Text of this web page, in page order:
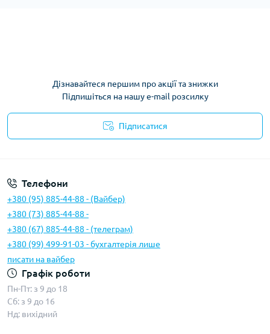
Дізнавайтеся першим про акції та знижки
Підпишіться на нашу e-mail розсилку
Підписатися
Телефони
+380 (95) 885-44-88 - (Вайбер)
+380 (73) 885-44-88 -
+380 (67) 885-44-88 - (телеграм)
+380 (99) 499-91-03 - бухгалтерія лише
писати на вайбер
Графік роботи
Пн-Пт: з 9 до 18
Сб: з 9 до 16
Нд: вихідний